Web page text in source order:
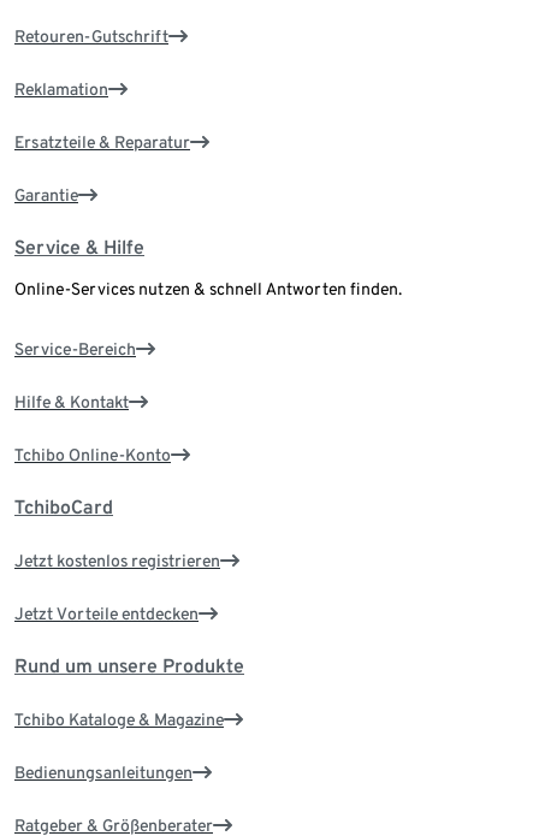
Retouren-Gutschrift
Reklamation
Ersatzteile & Reparatur
Garantie
Service & Hilfe
Online-Services nutzen & schnell Antworten finden.
Service-Bereich
Hilfe & Kontakt
Tchibo Online-Konto
TchiboCard
Jetzt kostenlos registrieren
Jetzt Vorteile entdecken
Rund um unsere Produkte
Tchibo Kataloge & Magazine
Bedienungsanleitungen
Ratgeber & Größenberater